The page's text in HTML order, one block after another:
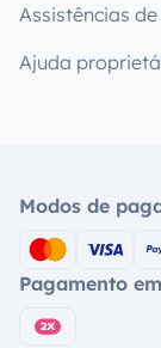
Assistências
Ajuda
Modos de
Pagamento